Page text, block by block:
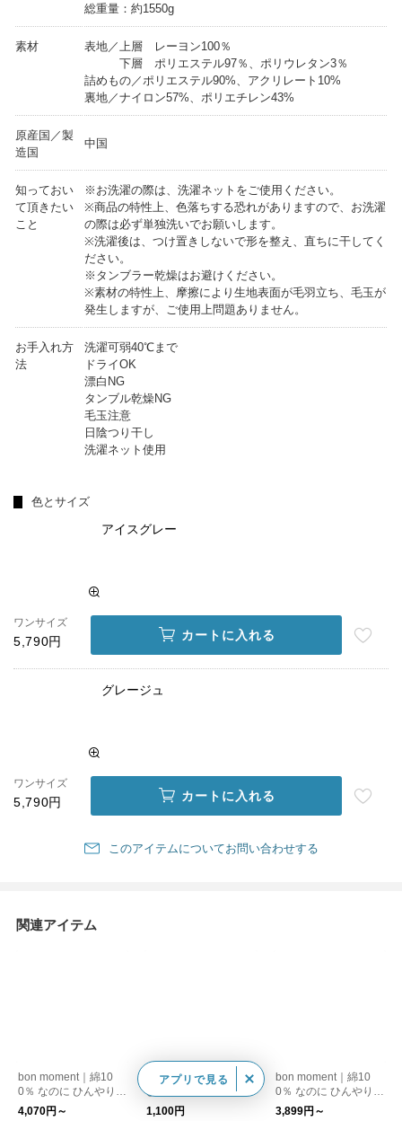
総重量：約1550g
素材
表地／上層 レーヨン100％
下層 ポリエステル97％、ポリウレタン3％
詰めもの／ポリエステル90%、アクリレート10%
裏地／ナイロン57%、ポリエチレン43%
原産国／製
造国
中国
知っておい
て頂きたい
こと
※お洗濯の際は、洗濯ネットをご使用ください。
※商品の特性上、色落ちする恐れがありますので、お洗濯
の際は必ず単独洗いでお願いします。
※洗濯後は、つけ置きしないで形を整え、直ちに干してく
ださい。
※タンブラー乾燥はお避けください。
※素材の特性上、摩擦により生地表面が毛羽立ち、毛玉が
発生しますが、ご使用上問題ありません。
お手入れ方
法
洗濯可弱40℃まで
ドライOK
漂白NG
タンブル乾燥NG
毛玉注意
日陰つり干し
洗濯ネット使用
色とサイズ
アイスグレー
ワンサイズ
5,790円 カートに入れる
グレージュ
ワンサイズ
5,790円 カートに入れる
このアイテムについてお問い合わせする
関連アイテム
bon moment｜綿10
0％ なのに ひんやり
敷きパッド / ドライコ
4,070円～
bon moment｜強冷感
ひんやり 枕カバー 43
×63cm 父の日
1,100円
bon moment｜綿10
0％ なのに ひんやりケ
ット / ドライコットン
3,899円～
アプリで見る